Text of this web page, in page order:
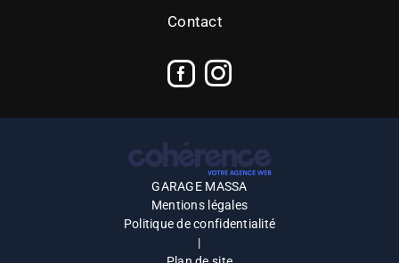
Contact
GARAGE MASSA
Mentions légales
Politique de confidentialité
|